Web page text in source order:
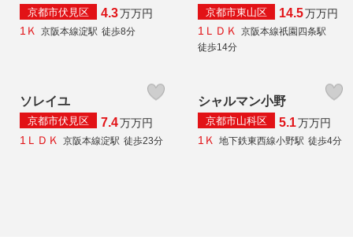
京都市伏見区 4.3万万円
1Ｋ 京阪本線淀駅 徒歩8分
京都市東山区 14.5万万円
1ＬＤＫ 京阪本線祇園四条駅
徒歩14分
ソレイユ
京都市伏見区 7.4万万円
1ＬＤＫ
京阪本線淀駅 徒歩23分
シャルマン小野
京都市山科区 5.1万万円
1Ｋ
地下鉄東西線小野駅 徒歩4分